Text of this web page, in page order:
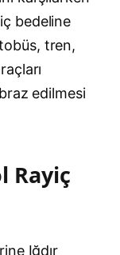
bedeline
tren,
edilmesi
Rayiç
Iğdır